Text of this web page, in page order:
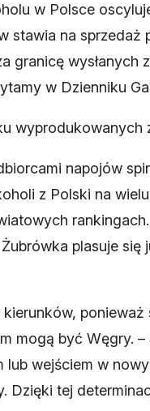
w Polsce
stawia na
granicę
w Dzienniku
wyprodukowanych
napojów
z Polski na
plasuje
mogą być Węgry.
lub wejściem w
Dzięki tej